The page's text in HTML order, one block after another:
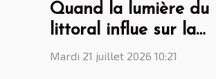
Quand la lumière du
littoral influe sur la
création des cuisines
Mardi 21 juillet 2026 10:21